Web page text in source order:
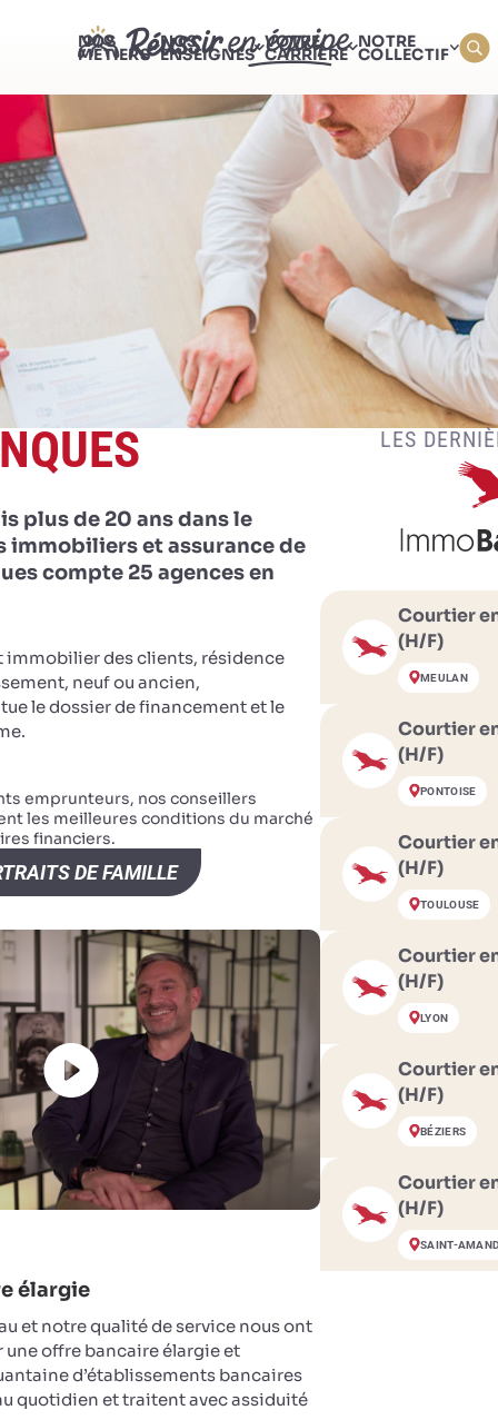
NOS
MÉTIERS
NOS
ENSEIGNES
VOTRE
CARRIÈRE
NOTRE
COLLECTIF
plus de 20 ans dans le
immobiliers et assurance de
compte 25 agences en
immobilier des clients, résidence
neuf ou ancien,
le dossier de financement et le
emprunteurs, nos conseillers
les meilleures conditions du marché
financiers.
DE FAMILLE
élargie
et notre qualité de service nous ont
offre bancaire élargie et
d’établissements bancaires
quotidien et traitent avec assiduité
LES
Courtier
(H/F)
MEULAN
Courtier
(H/F)
PONTOISE
Courtier
(H/F)
TOULOUSE
Courtier
(H/F)
LYON
Courtier
(H/F)
BÉZIERS
Courtier
(H/F)
SAINT-